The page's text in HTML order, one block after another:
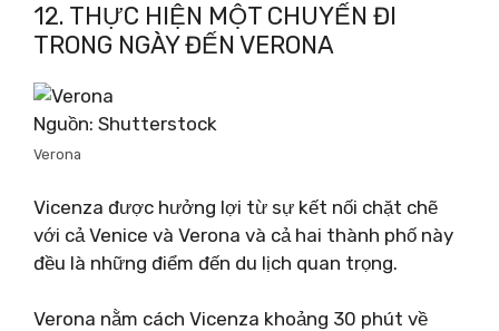
12. THỰC HIỆN MỘT CHUYẾN ĐI
TRONG NGÀY ĐẾN VERONA
Nguồn: Shutterstock
Verona
Vicenza được hưởng lợi từ sự kết nối chặt chẽ
với cả Venice và Verona và cả hai thành phố này
đều là những điểm đến du lịch quan trọng.
Verona nằm cách Vicenza khoảng 30 phút về